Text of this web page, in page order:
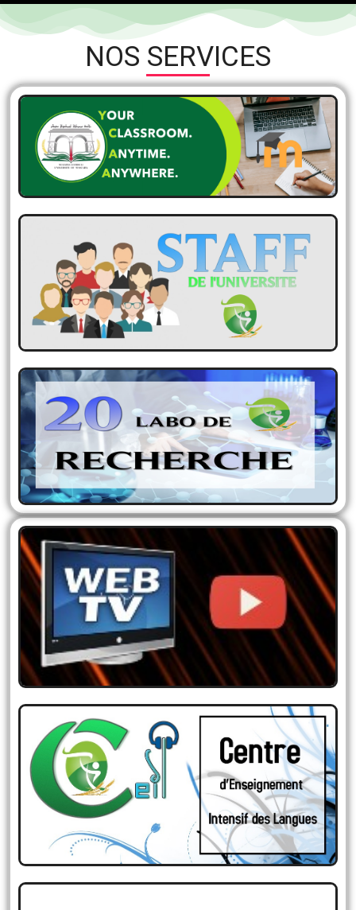
NOS SERVICES
La Plateforme moodle
Espace pédagogique en ligne, qui permet aux
enseignants d’organiser leurs ressources
pédagogiques aux étudiants …
STAFF Enseignants de
l'Université
Informations sur les enseignants…
LABORATOIRES DE
RECHERCHE
LE WEB TV
Le monde du savoir s’offre a vous….
CENTRE D’ENSEIGNEMENT
INTENSIF DES LANGUES